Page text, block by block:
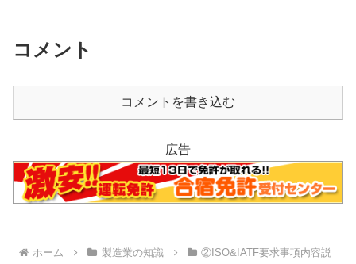
コメント
コメントを書き込む
広告
ホーム 製造業の知識
②ISO&IATF要求事項内容説